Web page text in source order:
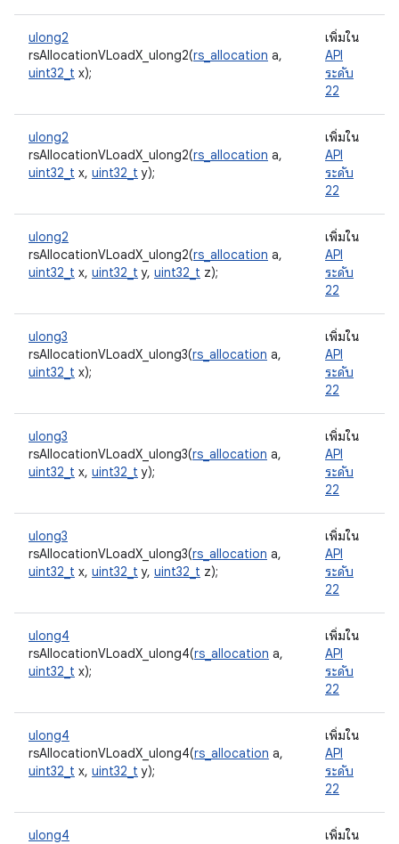
ulong2
rsAllocationVLoadX_ulong2(rs_allocation a,
uint32_t x);
เพิ่มใน
API
ระดับ
22
ulong2
rsAllocationVLoadX_ulong2(rs_allocation a,
uint32_t x, uint32_t y);
เพิ่มใน
API
ระดับ
22
ulong2
rsAllocationVLoadX_ulong2(rs_allocation a,
uint32_t x, uint32_t y, uint32_t z);
เพิ่มใน
API
ระดับ
22
ulong3
rsAllocationVLoadX_ulong3(rs_allocation a,
uint32_t x);
เพิ่มใน
API
ระดับ
22
ulong3
rsAllocationVLoadX_ulong3(rs_allocation a,
uint32_t x, uint32_t y);
เพิ่มใน
API
ระดับ
22
ulong3
rsAllocationVLoadX_ulong3(rs_allocation a,
uint32_t x, uint32_t y, uint32_t z);
เพิ่มใน
API
ระดับ
22
ulong4
rsAllocationVLoadX_ulong4(rs_allocation a,
uint32_t x);
เพิ่มใน
API
ระดับ
22
ulong4
rsAllocationVLoadX_ulong4(rs_allocation a,
uint32_t x, uint32_t y);
เพิ่มใน
API
ระดับ
22
ulong4
เพิ่มใน